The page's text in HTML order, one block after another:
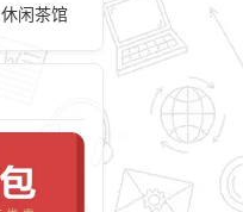
休闲茶馆